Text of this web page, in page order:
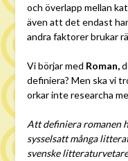
och överlapp mellan
även att det endast
andra faktorer brukar
Vi börjar med Roman,
definiera? Men ska vi
orkar inte researcha
Att definiera romanen
sysselsatt många
svenske